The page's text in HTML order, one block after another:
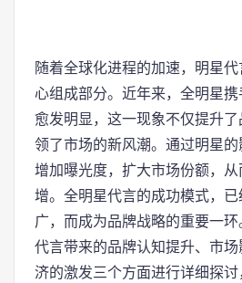
随着全球化进程的加速，明星
心组成部分。近年来，全明星
愈发明显，这一现象不仅提升了
领了市场的新风潮。通过明星
增加曝光度，扩大市场份额，
增。全明星代言的成功模式，
广，而成为品牌战略的重要一
代言带来的品牌认知提升、市
济的激发三个方面进行详细探